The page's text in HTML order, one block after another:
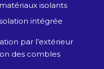
isolants
intégrée
par l’extérieur
des combles